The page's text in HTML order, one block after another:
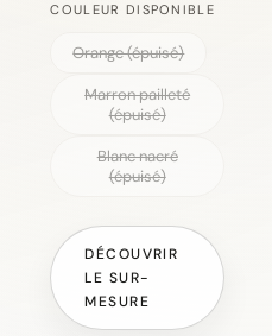
COULEUR DISPONIBLE
Orange (épuisé)
Marron pailleté
(épuisé)
Blanc nacré
(épuisé)
DÉCOUVRIR
LE SUR-
MESURE